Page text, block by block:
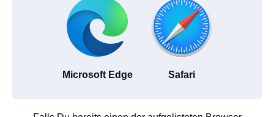
Microsoft Edge Safari